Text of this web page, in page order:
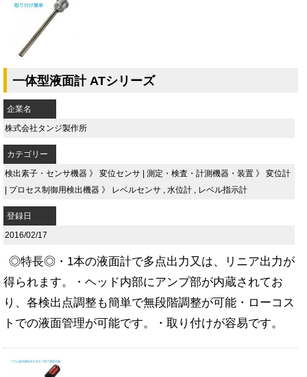
一体型液面計 ATシリーズ
企業名
株式会社タンジ製作所
カテゴリー
検出素子・センサ機器 》 変位センサ | 測定・検査・計測機器・装置 》 変位計
| プロセス制御用検出機器 》 レベルセンサ 水位計 レベル指示計
登録日
2016/02/17
◎特長◎・1本の液面計で多点出力又は、リニア出力が
得られます。・ヘッド内部にアンプ部が内蔵されてお
り、各検出点調整も簡単で無段階調整が可能・ローコス
トでの液面管理が可能です。・取り付けが容易です。